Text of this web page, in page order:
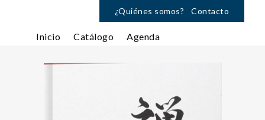
¿Quiénes somos? Contacto
Inicio Catálogo Agenda